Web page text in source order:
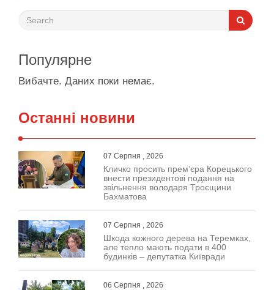
Популярне
Вибачте. Даних поки немає.
Останні новини
07 Серпня , 2026
Кличко просить прем’єра Корецького
внести президентові подання на
звільнення володаря Троєщини
Бахматова
07 Серпня , 2026
Шкода кожного дерева на Теремках,
але тепло мають подати в 400
будинків – депутатка Київради
06 Серпня , 2026